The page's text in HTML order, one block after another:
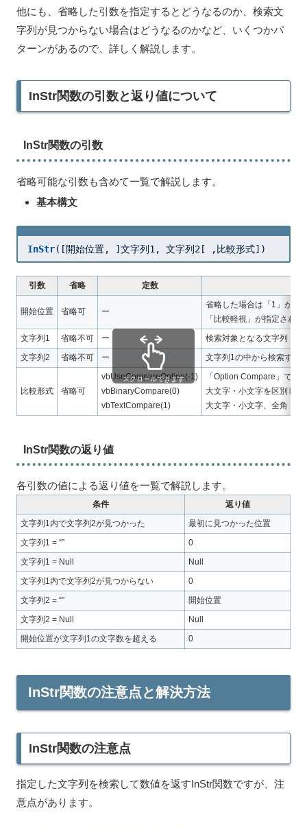
他にも、省略した引数を指定するとどうなるのか、検索文
字列が見つからない場合はどうなるのかなど、いくつかパ
ターンがあるので、詳しく解説します。
InStr関数の引数と返り値について
InStr関数の引数
省略可能な引数も含めて一覧で解説します。
基本構文
InStr([開始位置, ]文字列 1 , 文字列 2 [ ,比較形式])
引数 省略 定数
開始位置 省略可 ー
省略した場合は「1」が指
「比較軽視」が指定され
文字列1
省略不可 ー
検索対象となる文字列
文字列2
省略不可 ー 文字列1の中から検索する
比較形式 省略可
vbUseCompareOption(-1)
vbBinaryCompare(0)
vbTextCompare(1)
「Option Compare」で指
大文字・小文字を区別し
大文字・小文字、全角・
スクロールできます
InStr関数の返り値
各引数の値による返り値を一覧で解説します。
条件
返り値
文字列1内で文字列2が見つかった
最初に見つかった位置
文字列1 = “”
0
文字列1 = Null
Null
文字列1内で文字列2が見つからない
0
文字列2 = “”
開始位置
文字列2 = Null
Null
開始位置が文字列1の文字数を超える
0
InStr関数の注意点と解決方法
InStr関数の注意点
指定した文字列を検索して数値を返すInStr関数ですが、注
意点があります。